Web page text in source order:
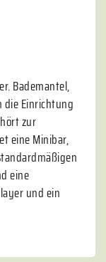
Bademantel,
die Einrichtung
zur
eine Minibar,
eine
und ein